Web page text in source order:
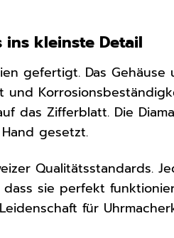
ins kleinste Detail
gefertigt. Das Gehäuse
das Zifferblatt. Die
gesetzt.
Qualitätsstandards.
sie perfekt
für